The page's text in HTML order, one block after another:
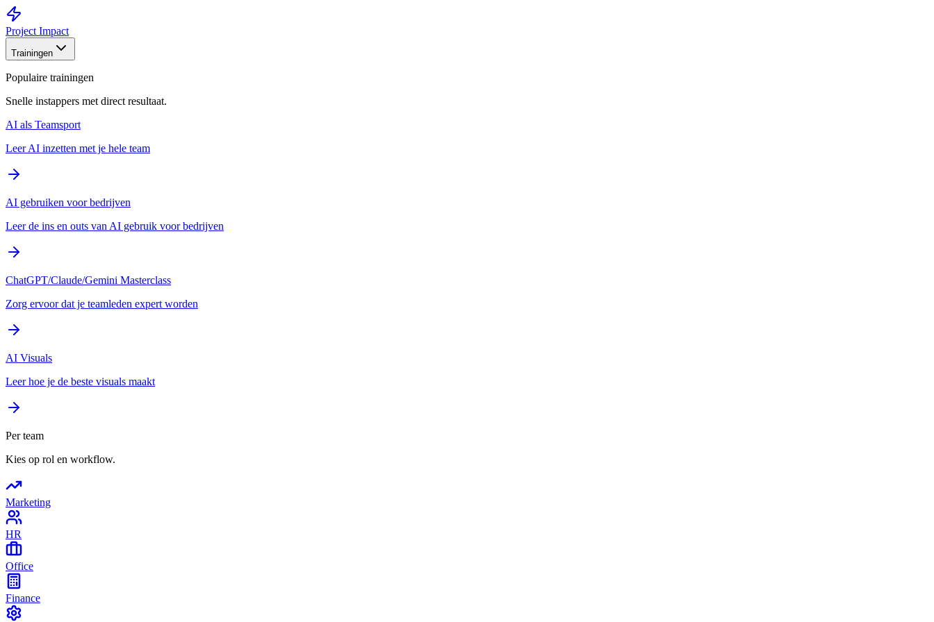
Project Impact
Trainingen
Populaire trainingen
Snelle instappers met direct resultaat.
AI als Teamsport
Leer AI inzetten met je hele team
AI gebruiken voor bedrijven
Leer de ins en outs van AI gebruik voor bedrijven
ChatGPT/Claude/Gemini Masterclass
Zorg ervoor dat je teamleden expert worden
AI Visuals
Leer hoe je de beste visuals maakt
Per team
Kies op rol en workflow.
Marketing
HR
Office
Finance